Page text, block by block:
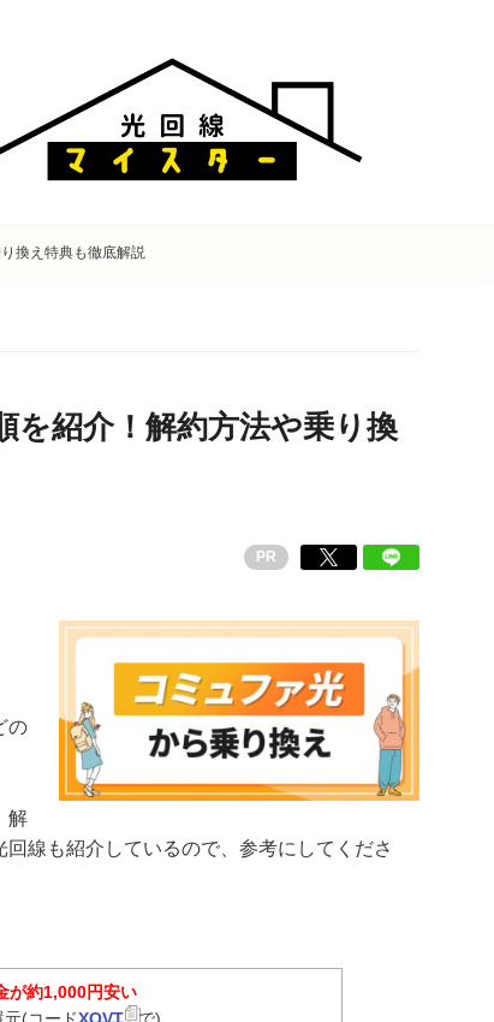
換え特典も徹底解説
を紹介！解約方法や乗り換
PR
の
解
線も紹介しているので、参考にしてくださ
が約1,000円安い